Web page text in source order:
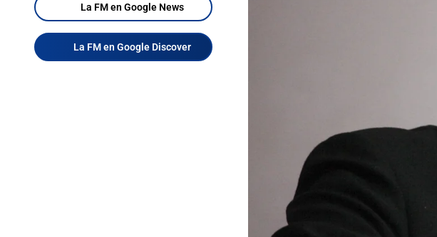
La FM en Google News
La FM en Google Discover